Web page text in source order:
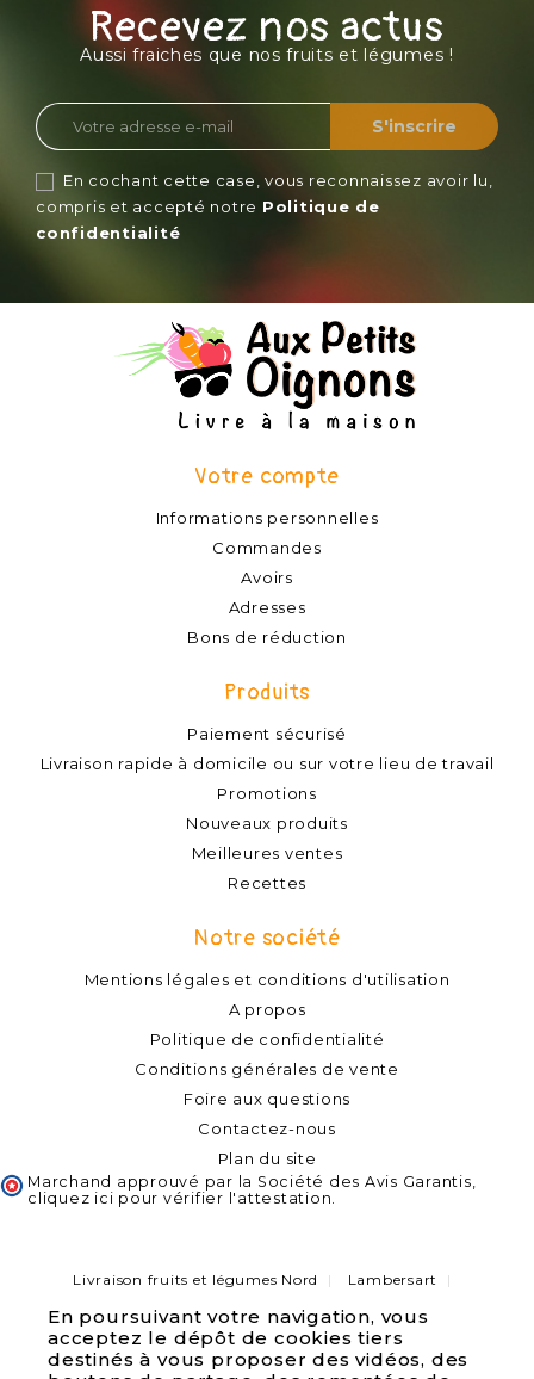
En poursuivant votre navigation, vous
acceptez le dépôt de cookies tiers
destinés à vous proposer des vidéos, des
Recevez nos actus
Aussi fraiches que nos fruits et légumes !
En cochant cette case, vous reconnaissez avoir lu,
compris et accepté notre Politique de
confidentialité
Votre compte
Informations personnelles
Commandes
Avoirs
Adresses
Bons de réduction
Produits
Paiement sécurisé
Livraison rapide à domicile ou sur votre lieu de travail
Promotions
Nouveaux produits
Meilleures ventes
Recettes
Notre société
Mentions légales et conditions d'utilisation
A propos
Politique de confidentialité
Conditions générales de vente
Foire aux questions
Contactez-nous
Plan du site
Marchand approuvé par la Société des Avis Garantis,
cliquez ici pour vérifier l'attestation.
Livraison fruits et légumes Nord
Lambersart
Bondues
Marcq-en-Baroeul
Pérenchies
Verlinghem
Quesnoy sur deule
Saint André lez Lille
Wambrechies
Marquette lez Lille
La Madeleine Wasquehal